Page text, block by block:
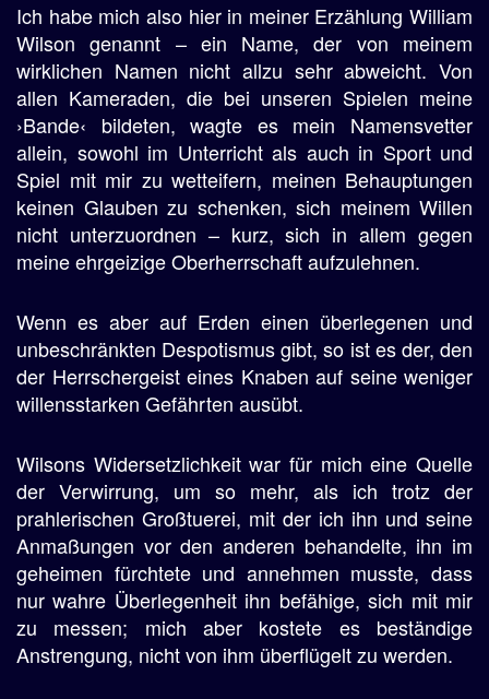
Ich habe mich also hier in meiner Erzählung William
Wilson genannt – ein Name, der von meinem
wirklichen Namen nicht allzu sehr abweicht. Von
allen Kameraden, die bei unseren Spielen meine
›Bande‹ bildeten, wagte es mein Namensvetter
allein, sowohl im Unterricht als auch in Sport und
Spiel mit mir zu wetteifern, meinen Behauptungen
keinen Glauben zu schenken, sich meinem Willen
nicht unterzuordnen – kurz, sich in allem gegen
meine ehrgeizige Oberherrschaft aufzulehnen.
Wenn es aber auf Erden einen überlegenen und
unbeschränkten Despotismus gibt, so ist es der, den
der Herrschergeist eines Knaben auf seine weniger
willensstarken Gefährten ausübt.
Wilsons Widersetzlichkeit war für mich eine Quelle
der Verwirrung, um so mehr, als ich trotz der
prahlerischen Großtuerei, mit der ich ihn und seine
Anmaßungen vor den anderen behandelte, ihn im
geheimen fürchtete und annehmen musste, dass
nur wahre Überlegenheit ihn befähige, sich mit mir
zu messen; mich aber kostete es beständige
Anstrengung, nicht von ihm überflügelt zu werden.